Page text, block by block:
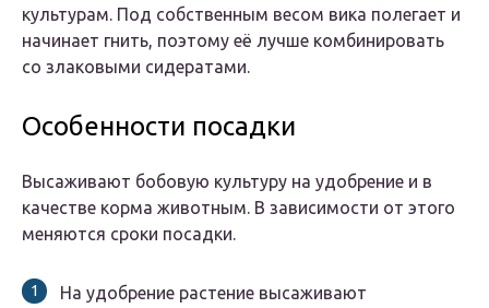
культурам. Под собственным весом вика полегает и
начинает гнить, поэтому её лучше комбинировать
со злаковыми сидератами.
Особенности посадки
Высаживают бобовую культуру на удобрение и в
качестве корма животным. В зависимости от этого
меняются сроки посадки.
На удобрение растение высаживают